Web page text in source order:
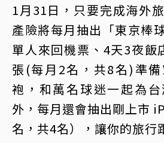
1月31日，只要完成海外
產險將每月抽出「東京棒
單人來回機票、4天3夜飯
張(每月2名，共8名)準
袍，和萬名球迷一起為
外，每月還會抽出剛上市
名，共4名），讓你的旅行